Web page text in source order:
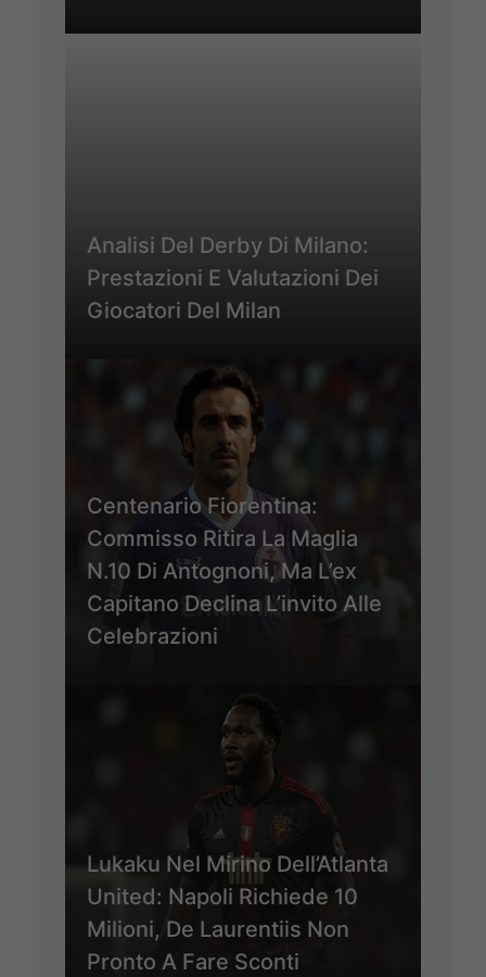
Analisi Del Derby Di Milano:
Prestazioni E Valutazioni Dei
Giocatori Del Milan
Centenario Fiorentina:
Commisso Ritira La Maglia
N.10 Di Antognoni, Ma L’ex
Capitano Declina L’invito Alle
Celebrazioni
Lukaku Nel Mirino Dell’Atlanta
United: Napoli Richiede 10
Milioni, De Laurentiis Non
Pronto A Fare Sconti